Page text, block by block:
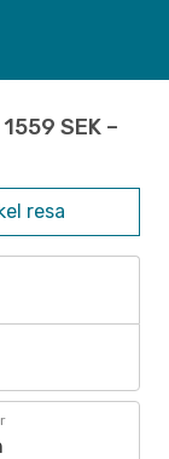
SEK –
resa